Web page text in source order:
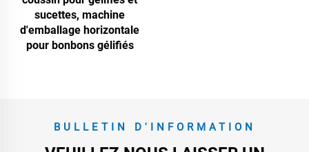
sucettes, machine
d'emballage horizontale
pour bonbons gélifiés
BULLETIN D'INFORMATION